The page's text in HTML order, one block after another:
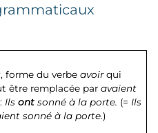
, forme du verbeavoirqui
être remplacée paravaient
Ilsont sonné à la porte. (= Ils
sonné à la porte.)